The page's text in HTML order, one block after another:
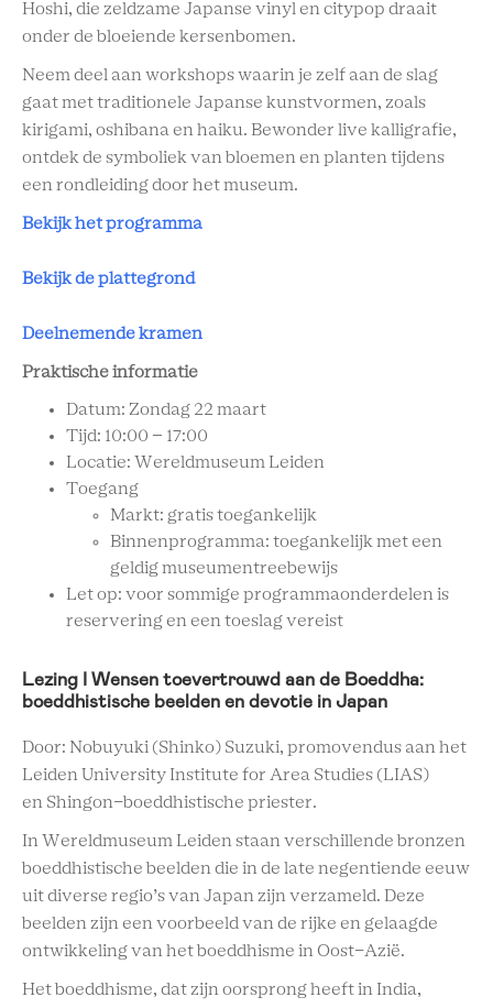
Hoshi, die zeldzame Japanse vinyl en citypop draait
onder de bloeiende kersenbomen.
Neem deel aan workshops waarin je zelf aan de slag
gaat met traditionele Japanse kunstvormen, zoals
kirigami, oshibana en haiku. Bewonder live kalligrafie,
ontdek de symboliek van bloemen en planten tijdens
een rondleiding door het museum.
Bekijk het programma
Bekijk de plattegrond
Deelnemende kramen
Praktische informatie
Datum: Zondag 22 maart
Tijd: 10:00 – 17:00
Locatie: Wereldmuseum Leiden
Toegang
Markt: gratis toegankelijk
Binnenprogramma: toegankelijk met een
geldig museumentreebewijs
Let op: voor sommige programmaonderdelen is
reservering en een toeslag vereist
Lezing I Wensen toevertrouwd aan de Boeddha:
boeddhistische beelden en devotie in Japan
Door: Nobuyuki (Shinko) Suzuki, promovendus aan het
Leiden University Institute for Area Studies (LIAS)
en Shingon-boeddhistische priester.
In Wereldmuseum Leiden staan verschillende bronzen
boeddhistische beelden die in de late negentiende eeuw
uit diverse regio’s van Japan zijn verzameld. Deze
beelden zijn een voorbeeld van de rijke en gelaagde
ontwikkeling van het boeddhisme in Oost-Azië.
Het boeddhisme, dat zijn oorsprong heeft in India,